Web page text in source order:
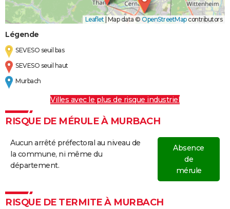
Leaflet Map data © OpenStreetMapcontributors
Légende
SEVESO seuil bas
SEVESO seuil haut
Murbach
Villes avec le plus de risque industriel
RISQUE DE MÉRULE À MURBACH
Aucun arrêté préfectoral au niveau de
la commune, ni même du
département.
Absence
de
mérule
RISQUE DE TERMITE À MURBACH